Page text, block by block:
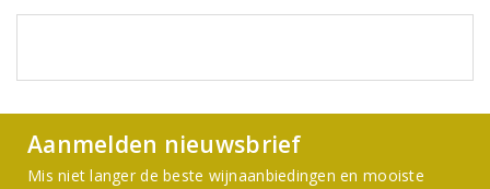
Aanmelden nieuwsbrief
Mis niet langer de beste wijnaanbiedingen en mooiste